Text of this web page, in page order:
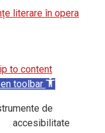
literare în opera
to content
toolbar
de
accesibilitate